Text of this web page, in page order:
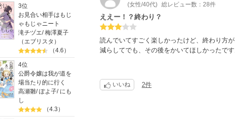
3位
お見合い相手はもじ
ゃもじゃニート
滝チヅエ/梅澤夏子
（エブリスタ）
（4.6）
4位
公爵令嬢は我が道を
場当たり的に行く
高瀬雛/ぽよ子/ にも
し
（4.3）
(女性/40代) 総レビュー数：28件
ええー！？終わり？
読んでいてすごく楽しかったけど、終わり方
減らしてでも、その後をかいてほしかったです
いいね 2件